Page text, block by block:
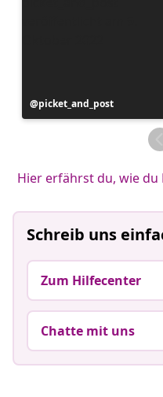
Beitrag
veröffentlicht
picket_and_post
Hier erfährst du, wie
Schreib uns
Zum Hilfecenter
Chatte mit uns